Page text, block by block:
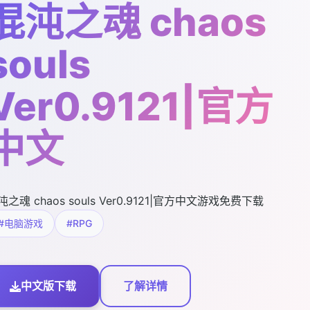
沌之魂 chaos
官方
文
之魂 chaos souls Ver0.9121|官方中文游戏免费下载
电脑游戏 #RPG
中文版下载 了解详情